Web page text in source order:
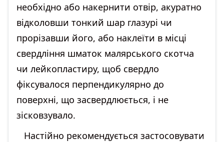
необхідно або накернити отвір, акуратно
відколовши тонкий шар глазурі чи
прорізавши його, або наклеїти в місці
свердління шматок малярського скотча
чи лейкопластиру, щоб свердло
фіксувалося перпендикулярно до
поверхні, що засвердлюється, і не
зісковзувало.
Настійно рекомендується застосовувати